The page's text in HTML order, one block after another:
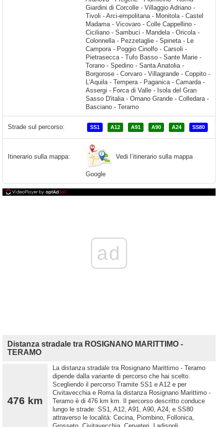
Strade sul percorso: SS1 A12 A91 A90 A24 SS80
Itinerario sulla mappa: Vedi l’itinerario sulla mappa
Google
ad
Distanza stradale tra ROSIGNANO MARITTIMO -
TERAMO
476 km
La distanza stradale tra Rosignano Marittimo - Teramo
dipende dalla variante di percorso che hai scelto.
Scegliendo il percorso Tramite SS1 e A12 e per
Civitavecchia e Roma la distanza Rosignano Marittimo -
Teramo è di 476 km km. Il percorso descritto conduce
lungo le strade: SS1, A12, A91, A90, A24, e SS80
attraverso le località: Cecina, Piombino, Follonica,